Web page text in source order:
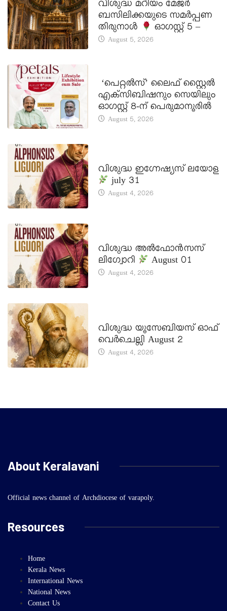
വിശുദ്ധ മറിയം മേജർ
ബസിലിക്കയുടെ സമർപ്പണ
തിരുനാൾ
ഓഗസ്റ്റ് 5 –
August 5, 2026
‘പെറ്റൽസ്’ ലൈഫ് സ്റ്റൈൽ
എക്സിബിഷനും സെയിലും
ഓഗസ്റ്റ് 8-ന് പെരുമാനൂരിൽ
August 5, 2026
വിശുദ്ധ ഇഗ്നേഷ്യസ് ലയോള
july 31
August 4, 2026
വിശുദ്ധ അൽഫോൻസസ്
ലിഗ്വോറി
August 01
August 4, 2026
വിശുദ്ധ യൂസേബിയസ് ഓഫ്
വെർചെല്ലി August 2
August 4, 2026
About Keralavani
Official news channel of Archdiocese of varapoly.
Resources
Home
Kerala News
International News
National News
Contact Us